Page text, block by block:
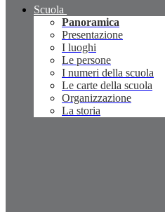
Scuola
Panoramica
Presentazione
I luoghi
Le persone
I numeri della scuola
Le carte della scuola
Organizzazione
La storia